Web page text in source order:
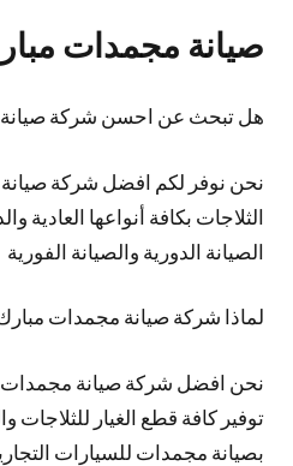
صيانة مجمدات
هل تبحث عن احسن شركة صيانة
نحن نوفر لكم افضل شركة
الثلاجات بكافة أنواعها العادية
الصيانة الدورية والصيانة الفورية
لماذا شركة صيانة مجمدات
نحن افضل شركة صيانة مجمدات
توفير كافة قطع الغيار للثلاجات
بصيانة مجمدات للسيارات